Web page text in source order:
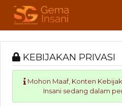
KEBIJAKAN PRIVASI
Mohon Maaf, Konten
Insani sedang dalam